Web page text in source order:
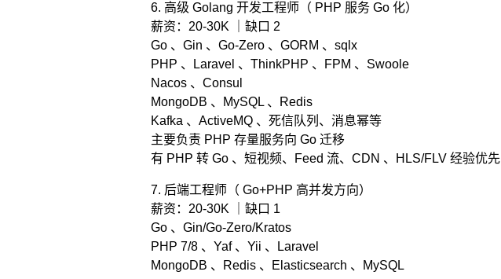
6. 高级 Golang 开发工程师（ PHP 服务 Go 化）
薪资：20-30K ｜缺口 2
Go 、Gin 、Go-Zero 、GORM 、sqlx
PHP 、Laravel 、ThinkPHP 、FPM 、Swoole
Nacos 、Consul
MongoDB 、MySQL 、Redis
Kafka 、ActiveMQ 、死信队列、消息幂等
主要负责 PHP 存量服务向 Go 迁移
有 PHP 转 Go 、短视频、Feed 流、CDN 、HLS/FLV 经验优先
7. 后端工程师（ Go+PHP 高并发方向）
薪资：20-30K ｜缺口 1
Go 、Gin/Go-Zero/Kratos
PHP 7/8 、Yaf 、Yii 、Laravel
MongoDB 、Redis 、Elasticsearch 、MySQL